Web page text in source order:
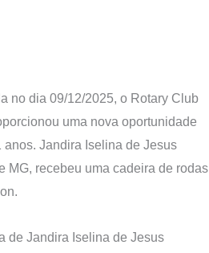
no dia 09/12/2025, o Rotary Club
uma nova oportunidade
Jandira Iselina de Jesus
MG, recebeu uma cadeira de rodas
de Jandira Iselina de Jesus